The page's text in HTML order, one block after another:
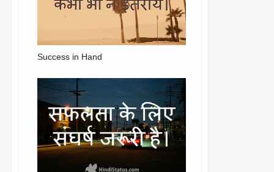
Success in Hand